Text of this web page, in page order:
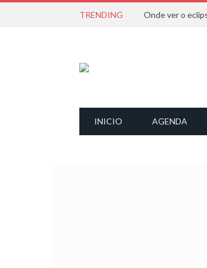
TRENDING Onde ver o
INICIO AGENDA